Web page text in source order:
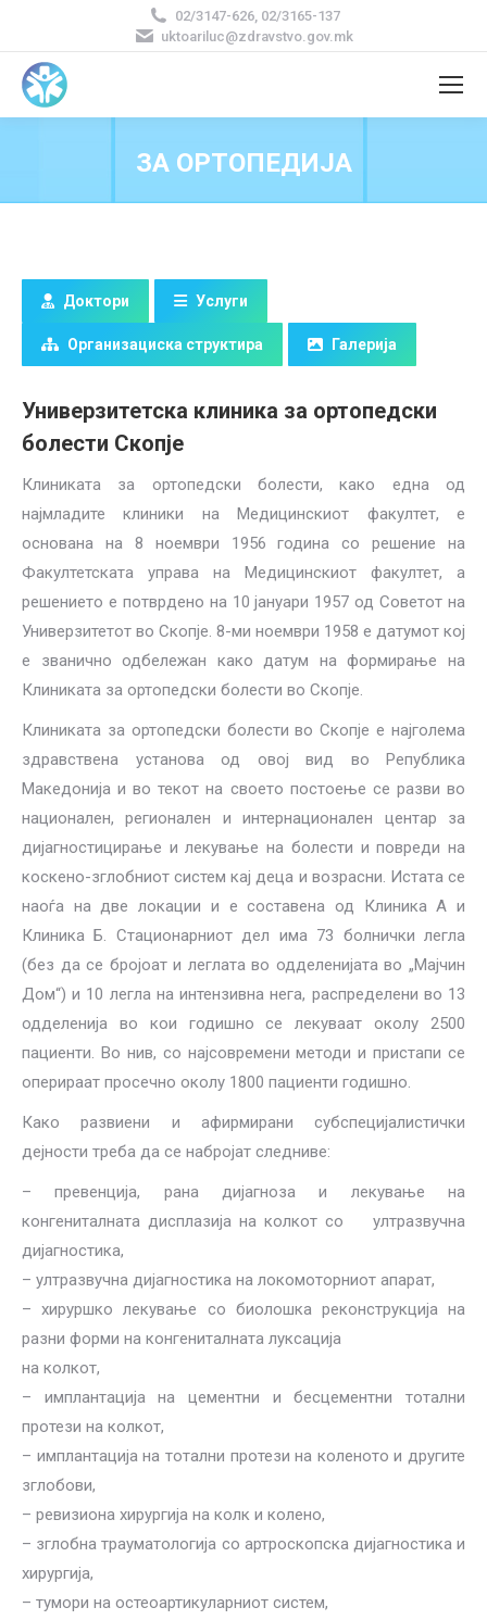
02/3147-626, 02/3165-137
uktoariluc@zdravstvo.gov.mk
ЗА OРТОПЕДИЈА
Доктори Услуги
Организациска структира Галерија
Универзитетска клиника за ортопедски
болести Скопје
Клиниката за ортопедски болести, како една од
најмладите клиники на Медицинскиот факултет, e
основана на 8 ноември 1956 година со решение на
Факултетската управа на Медицинскиот факултет, а
решението е потврдено на 10 јануари 1957 од Советот на
Универзитетот во Скопје. 8-ми ноември 1958 е датумот кој
е званично одбележан како датум на формирање на
Клиниката за ортопедски болести во Скопје.
Клиниката за ортопедски болести во Скопје е најголема
здравствена установа од овој вид во Република
Македонија и во текот на своето постоење се разви во
национален, регионален и интернационален центар за
дијагностицирање и лекување на болести и повреди на
коскено-зглобниот систем кај деца и возрасни. Истата се
наоѓа на две локации и е составена од Клиника А и
Клиника Б. Стационарниот дел има 73 болнички легла
(без да се бројоат и леглата во одделенијата во „Мајчин
Дом“) и 10 легла на интензивна нега, распределени во 13
одделенија во кои годишно се лекуваат околу 2500
пациенти. Во нив, со најсовремени методи и пристапи се
оперираат просечно околу 1800 пациенти годишно.
Како развиени и афирмирани субспецијалистички
дејности треба да се набројат следниве:
– превенција, рана дијагноза и лекување на
конгениталната дисплазија на колкот со ултразвучна
дијагностика,
– ултразвучна дијагностика на локомоторниот апарат,
– хируршко лекување со биолошка реконструкција на
разни форми на конгениталната луксација
на колкот,
– имплантација на цементни и бесцементни тотални
протези на колкот,
– имплантација на тотални протези на коленото и другите
зглобови,
– ревизиона хирургија на колк и колено,
– зглобна трауматологија со артроскопска дијагностика и
хирургија,
– тумори на остеоартикуларниот систем,